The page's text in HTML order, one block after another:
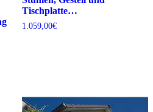
Tischplatte…
1.059,00€